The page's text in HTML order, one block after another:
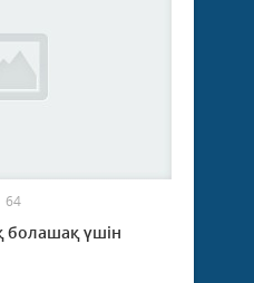
64
болашақ үшін